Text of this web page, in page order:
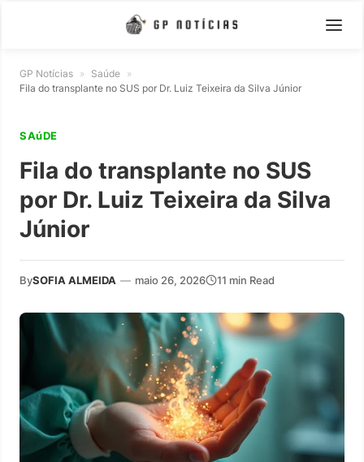
GP Notícias » Saúde »
Fila do transplante no SUS por Dr. Luiz Teixeira da Silva Júnior
SAúDE
Fila do transplante no SUS
por Dr. Luiz Teixeira da Silva
Júnior
BySOFIA ALMEIDA — maio 26, 2026 11 min Read